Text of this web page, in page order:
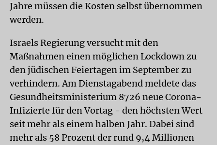
Jahre müssen die Kosten selbst übernommen
werden.
Israels Regierung versucht mit den
Maßnahmen einen möglichen Lockdown zu
den jüdischen Feiertagen im September zu
verhindern. Am Dienstagabend meldete das
Gesundheitsministerium 8726 neue Corona-
Infizierte für den Vortag - den höchsten Wert
seit mehr als einem halben Jahr. Dabei sind
mehr als 58 Prozent der rund 9,4 Millionen